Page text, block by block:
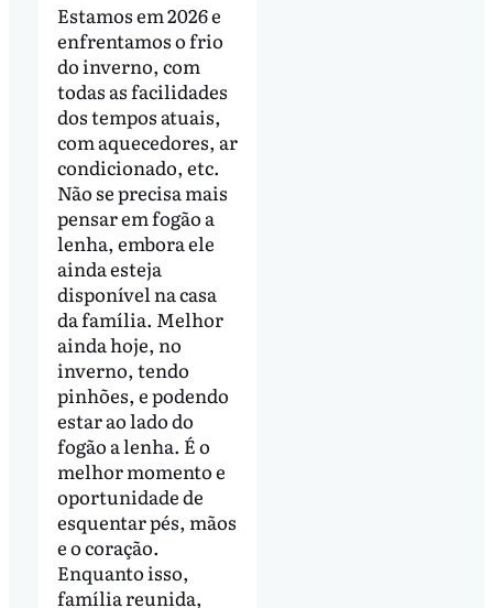
Estamos em 2026 e
enfrentamos o frio
do inverno, com
todas as facilidades
dos tempos atuais,
com aquecedores, ar
condicionado, etc.
Não se precisa mais
pensar em fogão a
lenha, embora ele
ainda esteja
disponível na casa
da família. Melhor
ainda hoje, no
inverno, tendo
pinhões, e podendo
estar ao lado do
fogão a lenha. É o
melhor momento e
oportunidade de
esquentar pés, mãos
e o coração.
Enquanto isso,
família reunida,